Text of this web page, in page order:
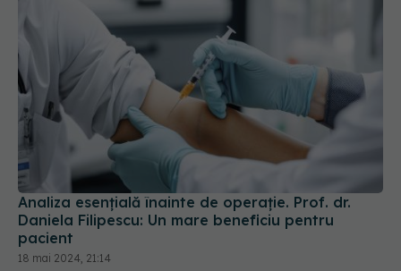
Analiza esențială înainte de operație. Prof. dr.
Daniela Filipescu: Un mare beneficiu pentru
pacient
18 mai 2024, 21:14